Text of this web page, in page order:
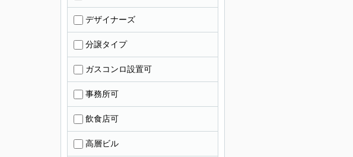
デザイナーズ
分譲タイプ
ガスコンロ設置可
事務所可
飲食店可
高層ビル